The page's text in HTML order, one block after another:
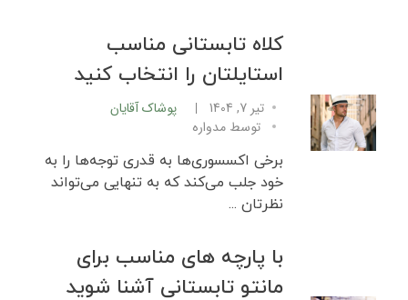
کلاه تابستانی مناسب
استایلتان را انتخاب کنید
تیر 7, 1404
پوشاک آقایان
توسط مدواره
برخی اکسسوری‌ها به قدری توجه‌ها را به
خود جلب می‌کند که به تنهایی می‌تواند
نظرتان ...
با پارچه ‌های مناسب برای
مانتو تابستانی آشنا شوید